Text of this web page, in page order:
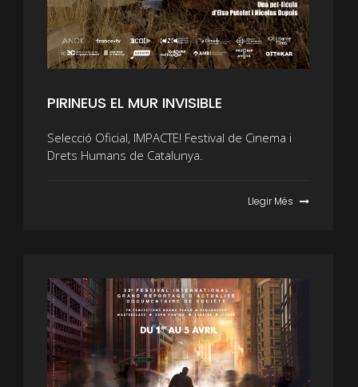
PIRINEUS EL MUR INVISIBLE
Selecció Oficial, IMPACTE! Festival de Cinema i
Drets Humans de Catalunya.
Llegir Més 